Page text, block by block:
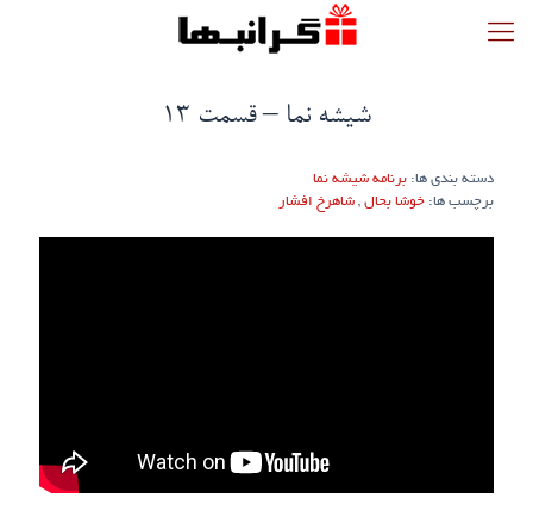
شیشه نما – قسمت ۱۳
دسته بندی ها: برنامه شیشه نما
برچسب ها: خوشا بحال , شاهرخ افشار